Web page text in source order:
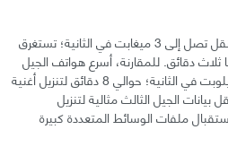
تتميز شبكات الجيل الثالث بسرعة نقل تصل إلى 3 ميغابت في الثانية؛ تستغرق
ثلاث دقائق. للمقارنة، أسرع هواتف الجيل
الثاني يمكنها تحقيق سرعة 144 كيلوبت في الثانية؛ حوالي 8 دقائق لتنزيل أغنية
الجيل الثالث مثالية لتنزيل
ملفات الوسائط المتعددة كبيرة